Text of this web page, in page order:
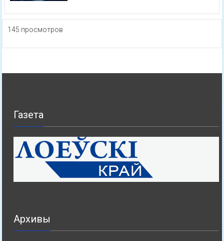
145 просмотров
Газета
Архивы